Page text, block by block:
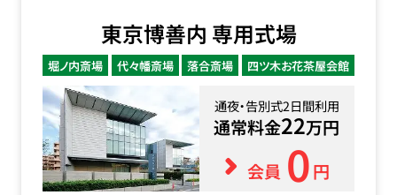
東京博善内 専用式場
堀ノ内斎場 代々幡斎場 落合斎場 四ツ木お花茶屋会館
通夜・告別式2日間利用
通常料金22万円
会員 0円